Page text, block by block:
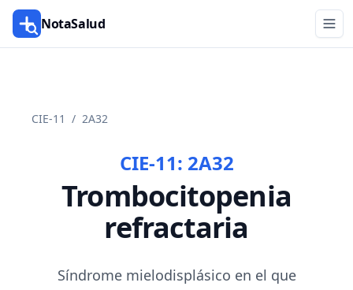
NotaSalud
CIE-11 / 2A32
CIE-11: 2A32
Trombocitopenia
refractaria
Síndrome mielodisplásico en el que